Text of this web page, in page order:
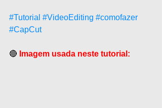
#Tutorial #VideoEditing #comofazer
#CapCut
🔴 Imagem usada neste tutorial: